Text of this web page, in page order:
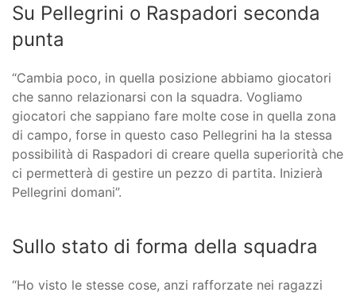
Su Pellegrini o Raspadori seconda
punta
“Cambia poco, in quella posizione abbiamo giocatori
che sanno relazionarsi con la squadra. Vogliamo
giocatori che sappiano fare molte cose in quella zona
di campo, forse in questo caso Pellegrini ha la stessa
possibilità di Raspadori di creare quella superiorità che
ci permetterà di gestire un pezzo di partita. Inizierà
Pellegrini domani”.
Sullo stato di forma della squadra
“Ho visto le stesse cose, anzi rafforzate nei ragazzi